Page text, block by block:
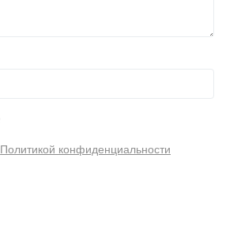
Политикой конфиденциальности